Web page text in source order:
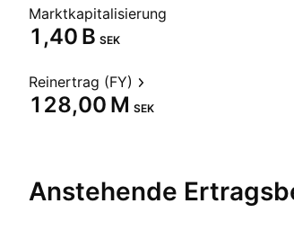
Marktkapitalisierung
‪1,40 B‬ SEK
Reinertrag (FY)
‪128,00 M‬ SEK
Anstehende